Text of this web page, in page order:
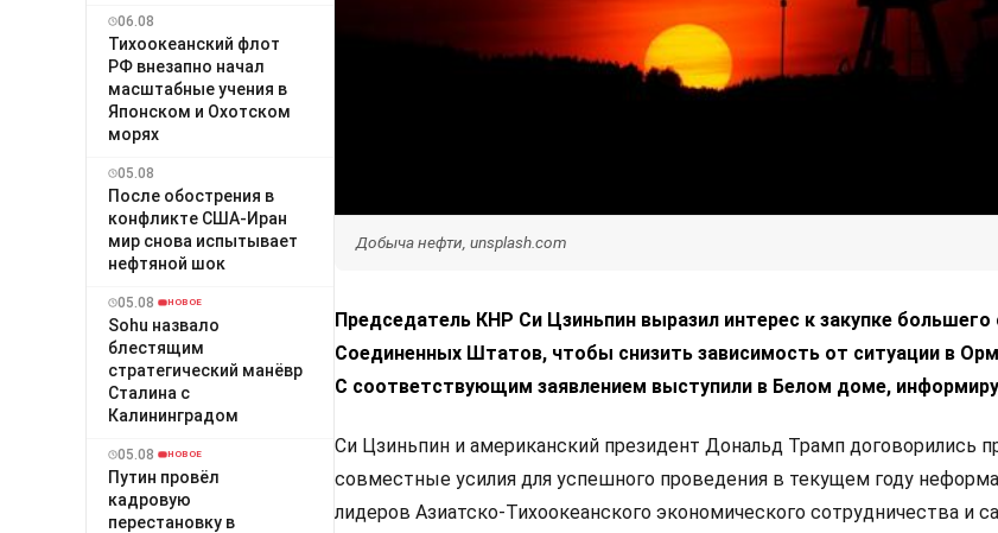
06.08
Тихоокеанский флот
РФ внезапно начал
масштабные учения в
Японском и Охотском
морях
05.08
После обострения в
конфликте США-Иран
мир снова испытывает
нефтяной шок
05.08 НОВОЕ
Sohu назвало
блестящим
стратегический манёвр
Сталина с
Калининградом
05.08 НОВОЕ
Путин провёл
кадровую
перестановку в
Добыча нефти, unsplash.com
Председатель КНР Си Цзиньпин выразил интерес к закупке
Соединенных Штатов, чтобы снизить зависимость от ситуации в
С соответствующим заявлением выступили в Белом доме,
Си Цзиньпин и американский президент Дональд Трамп договорились
совместные усилия для успешного проведения в текущем году
лидеров Азиатско-Тихоокеанского экономического сотрудничества и